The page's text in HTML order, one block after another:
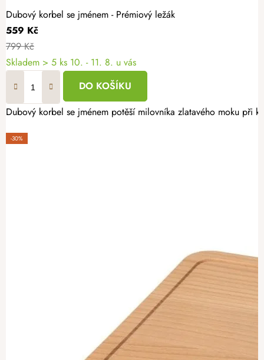
Dubový korbel se jménem - Prémiový ležák
559 Kč
799 Kč
Skladem > 5 ks 10. - 11. 8. u vás
DO KOŠÍKU
Dubový korbel se jménem potěší milovníka zlatavého moku při
-30%